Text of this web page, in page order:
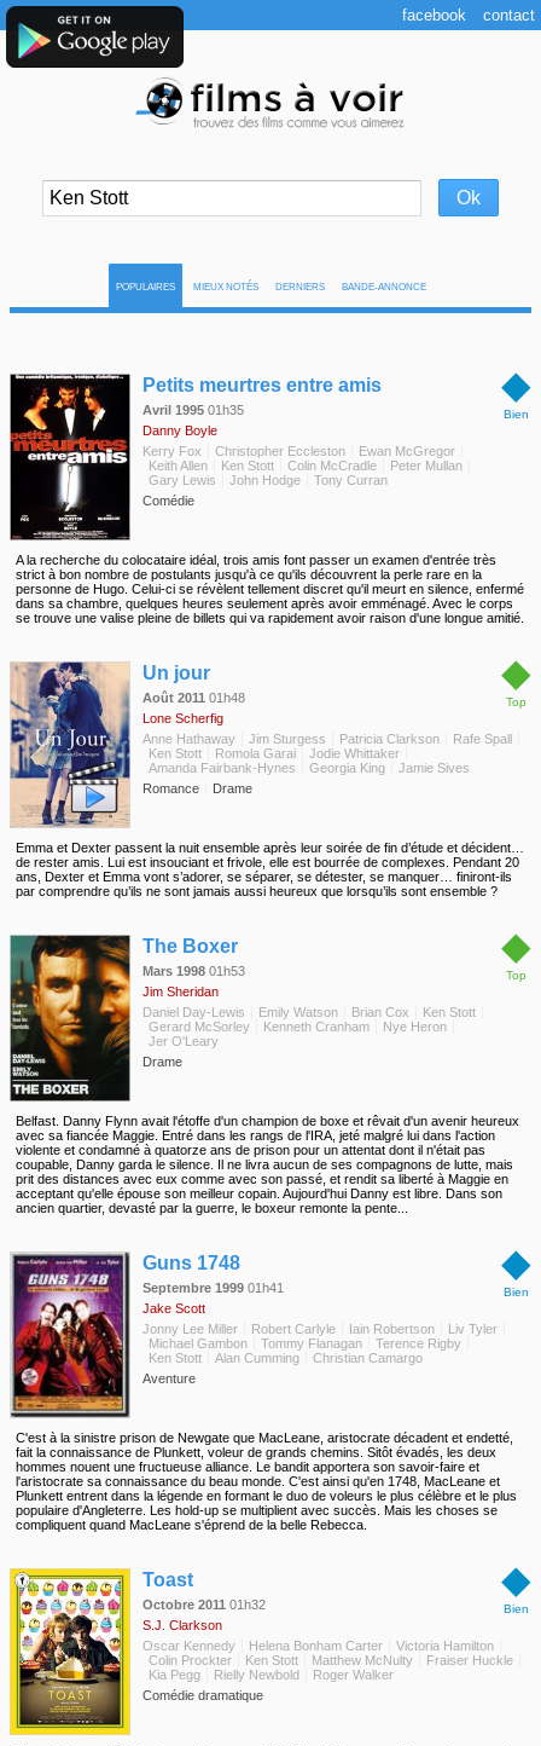
POPULAIRES MIEUX NOTÉS DERNIERS BANDE-ANNONCE
◆
Bien
Petits meurtres entre amis
Avril 1995 01h35
Danny Boyle
Kerry Fox
Christopher Eccleston
Ewan McGregor
Keith Allen
Ken Stott Colin McCradle
Peter Mullan
Gary Lewis
John Hodge
Tony Curran
Comédie
A la recherche du colocataire idéal, trois amis font passer un examen d'entrée très
strict à bon nombre de postulants jusqu'à ce qu'ils découvrent la perle rare en la
personne de Hugo. Celui-ci se révèlent tellement discret qu'il meurt en silence, enfermé
dans sa chambre, quelques heures seulement après avoir emménagé. Avec le corps
se trouve une valise pleine de billets qui va rapidement avoir raison d'une longue amitié.
◆
Top
Un jour
Août 2011 01h48
Lone Scherfig
Anne Hathaway
Jim Sturgess Patricia Clarkson
Rafe Spall
Ken Stott
Romola Garai
Jodie Whittaker
Amanda Fairbank-Hynes
Georgia King
Jamie Sives
Romance
Drame
Emma et Dexter passent la nuit ensemble après leur soirée de fin d’étude et décident…
de rester amis. Lui est insouciant et frivole, elle est bourrée de complexes. Pendant 20
ans, Dexter et Emma vont s’adorer, se séparer, se détester, se manquer… finiront-ils
par comprendre qu’ils ne sont jamais aussi heureux que lorsqu’ils sont ensemble ?
◆
Top
The Boxer
Mars 1998 01h53
Jim Sheridan
Daniel Day-Lewis
Emily Watson Brian Cox
Ken Stott
Gerard McSorley
Kenneth Cranham
Nye Heron
Jer O'Leary
Drame
Belfast. Danny Flynn avait l'étoffe d'un champion de boxe et rêvait d'un avenir heureux
avec sa fiancée Maggie. Entré dans les rangs de l'IRA, jeté malgré lui dans l'action
violente et condamné à quatorze ans de prison pour un attentat dont il n'était pas
coupable, Danny garda le silence. Il ne livra aucun de ses compagnons de lutte, mais
prit des distances avec eux comme avec son passé, et rendit sa liberté à Maggie en
acceptant qu'elle épouse son meilleur copain. Aujourd'hui Danny est libre. Dans son
ancien quartier, devasté par la guerre, le boxeur remonte la pente...
◆
Bien
Guns 1748
Septembre 1999 01h41
Jake Scott
Jonny Lee Miller
Robert Carlyle Iain Robertson
Liv Tyler
Michael Gambon
Tommy Flanagan
Terence Rigby
Ken Stott
Alan Cumming
Christian Camargo
Aventure
C'est à la sinistre prison de Newgate que MacLeane, aristocrate décadent et endetté,
fait la connaissance de Plunkett, voleur de grands chemins. Sitôt évadés, les deux
hommes nouent une fructueuse alliance. Le bandit apportera son savoir-faire et
l'aristocrate sa connaissance du beau monde. C'est ainsi qu'en 1748, MacLeane et
Plunkett entrent dans la légende en formant le duo de voleurs le plus célèbre et le plus
populaire d'Angleterre. Les hold-up se multiplient avec succès. Mais les choses se
compliquent quand MacLeane s'éprend de la belle Rebecca.
◆
Bien
Toast
Octobre 2011 01h32
S.J. Clarkson
Oscar Kennedy
Helena Bonham Carter
Victoria Hamilton
Colin Prockter
Ken Stott Matthew McNulty
Fraiser Huckle
Kia Pegg
Rielly Newbold
Roger Walker
Comédie dramatique
facebook contact